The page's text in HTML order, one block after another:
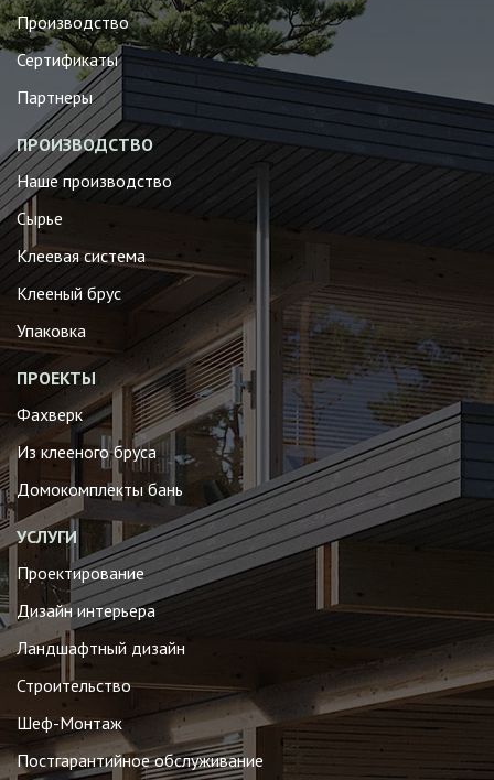
Производство
Сертификаты
Партнеры
ПРОИЗВОДСТВО
Наше производство
Сырье
Клеевая система
Клееный брус
Упаковка
ПРОЕКТЫ
Фахверк
Из клееного бруса
Домокомплекты бань
УСЛУГИ
Проектирование
Дизайн интерьера
Ландшафтный дизайн
Строительство
Шеф-Монтаж
Постгарантийное обслуживание